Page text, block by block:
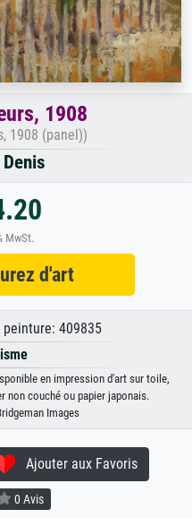
1908
1908 (panel))
MwSt.
d'art
409835
en impression d'art sur toile,
non couché ou papier japonais.
Images
Ajouter aux Favoris
0 Avis